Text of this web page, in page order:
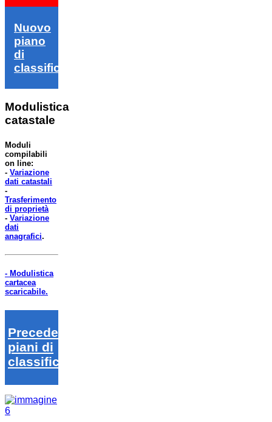
Nuovo
piano
di
classifica
Modulistica
catastale
Moduli
compilabili
on line:
- Variazione
dati catastali
-
Trasferimento
di proprietà
- Variazione
dati
anagrafici.
- Modulistica
cartacea
scaricabile.
Precedenti
piani di
classifica